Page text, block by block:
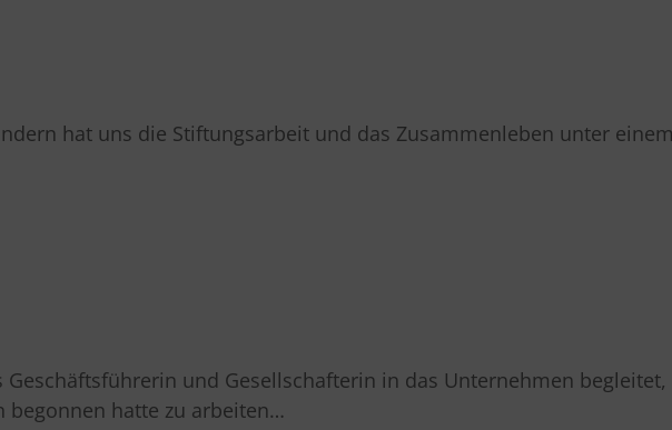
hat uns die Stiftungsarbeit und das Zusammenleben unter
Geschäftsführerin und Gesellschafterin in das Unternehmen
begonnen hatte zu arbeiten…